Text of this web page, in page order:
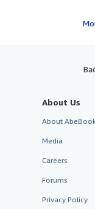
About Us
About
Media
Careers
Forums
Privacy Policy